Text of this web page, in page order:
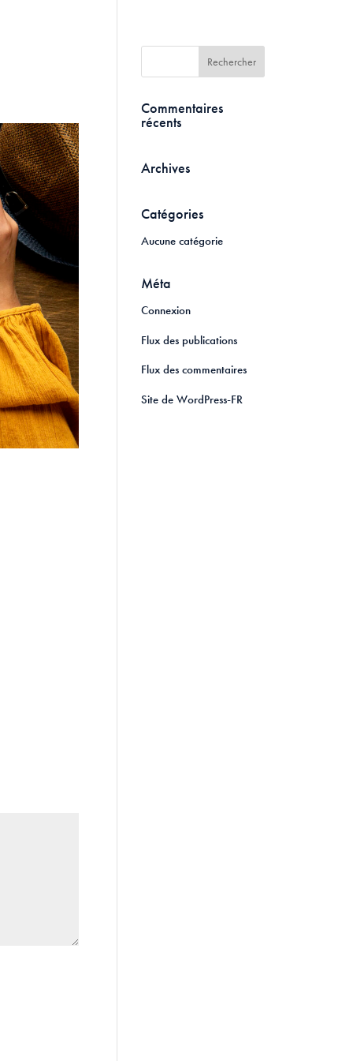
Commentaires
récents
Archives
Catégories
Aucune catégorie
Méta
Connexion
Flux des publications
Flux des commentaires
Site de WordPress-FR